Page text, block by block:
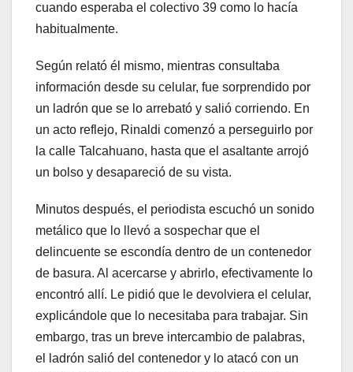
cuando esperaba el colectivo 39 como lo hacía
habitualmente.
Según relató él mismo, mientras consultaba
información desde su celular, fue sorprendido por
un ladrón que se lo arrebató y salió corriendo. En
un acto reflejo, Rinaldi comenzó a perseguirlo por
la calle Talcahuano, hasta que el asaltante arrojó
un bolso y desapareció de su vista.
Minutos después, el periodista escuchó un sonido
metálico que lo llevó a sospechar que el
delincuente se escondía dentro de un contenedor
de basura. Al acercarse y abrirlo, efectivamente lo
encontró allí. Le pidió que le devolviera el celular,
explicándole que lo necesitaba para trabajar. Sin
embargo, tras un breve intercambio de palabras,
el ladrón salió del contenedor y lo atacó con un